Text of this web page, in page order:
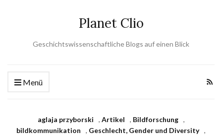
Planet Clio
Geschichtswissenschaftliche Blogs auf einen Blick
Menü
aglaja przyborski , Artikel , Bildforschung
,
bildkommunikation
, Geschlecht, Gender und Diversity ,